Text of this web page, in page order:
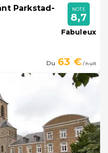
Parkstad-
NOTE
8,7
Fabuleux
Du 63 €/ nuit